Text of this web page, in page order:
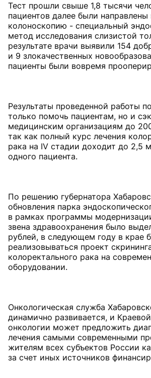
Тест прошли свыше 1,8 тысячи
пациентов далее были направлены
колоноскопию - специальный
метод исследования слизистой
результате врачи выявили 154
и 9 злокачественных
пациенты были вовремя
Результаты проведенной работы
только помочь пациентам, но и
медицинским организациям до
так как полный курс лечения
рака на IV стадии доходит до 2,5
одного пациента.
По решению губернатора
обновления парка
в рамках программы
звена здравоохранения было
рублей, в следующем году в крае
реализовываться проект
колоректального рака на
оборудовании.
Онкологическая служба
динамично развивается, и
онкологии может предложить
лечения самыми современными
жителям всех субъектов России
за счет иных источников